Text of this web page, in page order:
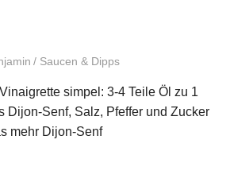
Saucen & Dipps
simpel: 3-4 Teile Öl zu 1
Dijon-Senf, Salz, Pfeffer und Zucker
mehr Dijon-Senf